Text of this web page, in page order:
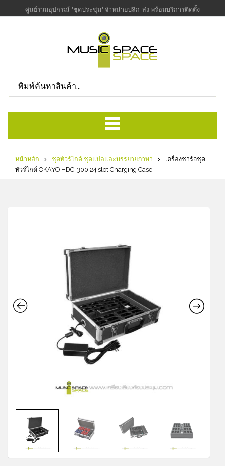
ศูนย์รวมอุปกรณ์ "ชุดประชุม" จำหน่ายปลีก-ส่ง พร้อมบริการติดตั้ง
หน้าหลัก ชุดทัวร์ไกด์ ชุดแปลและบรรยายภาษา
เครื่องชาร์จชุด
ทัวร์ไกด์ OKAYO HDC-300 24 slot Charging Case